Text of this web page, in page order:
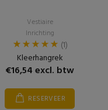
Vestiaire
Inrichting
(1)
Kleerhangrek
€16,54 excl. btw
RESERVEER